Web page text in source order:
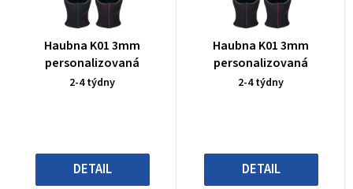
Průměrné
hodnocení
produktu
hvězdiček.
Haubna K01 3mm
personalizovaná
2-4 týdny
DETAIL
Průměrné
hodnocení
produktu
hvězdiček.
Haubna K01 3mm
personalizovaná
2-4 týdny
DETAIL